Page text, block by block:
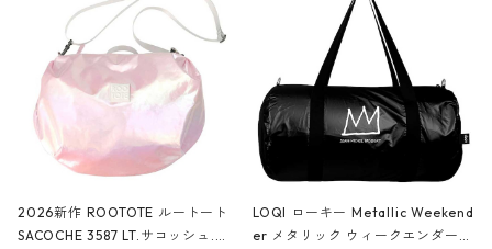
2026新作 ROOTOTE ルートート
SACOCHE 3587 LT.サコッシュ.ル
LOQI ローキー Metallic Weekend
er メタリック ウィークエンダー